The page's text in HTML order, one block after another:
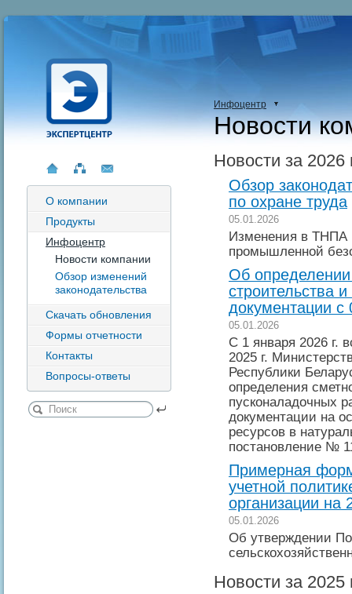
О компании
Продукты
Инфоцентр
Новости компании
Обзор изменений
законодательства
Скачать обновления
Формы отчетности
Контакты
Вопросы-ответы
Инфоцентр
Новости
Новости за 2026
Обзор
по охране труда
05.01.2026
Изменения в ТНПА
промышленной
Об
строительства
документации с
05.01.2026
С 1 января 2026 г.
2025 г.
Республики
определения
пусконаладочных
документации на
ресурсов в
постановление №
Примерная
учетной
организации
05.01.2026
Об утверждении
Новости за 2025